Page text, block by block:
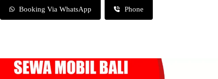
Booking Via WhatsApp Phone